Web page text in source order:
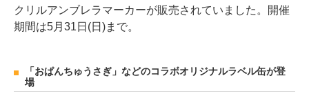
クリルアンブレラマーカーが販売されていました。開催
期間は5月31日(日)まで。
「おぱんちゅうさぎ」などのコラボオリジナルラベル缶が登
場